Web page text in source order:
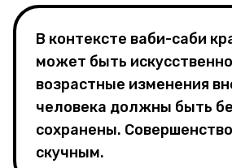
В контексте ваби-саби
может быть
возрастные изменения
человека должны быть
сохранены.
скучным.